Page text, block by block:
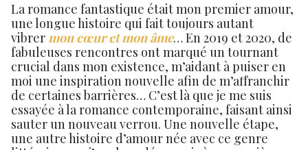
La romance fantastique était mon premier amour,
une longue histoire qui fait toujours autant
vibrermon cœur et mon âme… En 2019 et 2020, de
fabuleuses rencontres ont marqué un tournant
crucial dans mon existence, m’aidant à puiser en
moi une inspiration nouvelle afin de m’affranchir
de certaines barrières… C’est là que je me suis
essayée à la romance contemporaine, faisant ainsi
sauter un nouveau verrou. Une nouvelle étape,
une autre histoire d’amour née avec ce genre